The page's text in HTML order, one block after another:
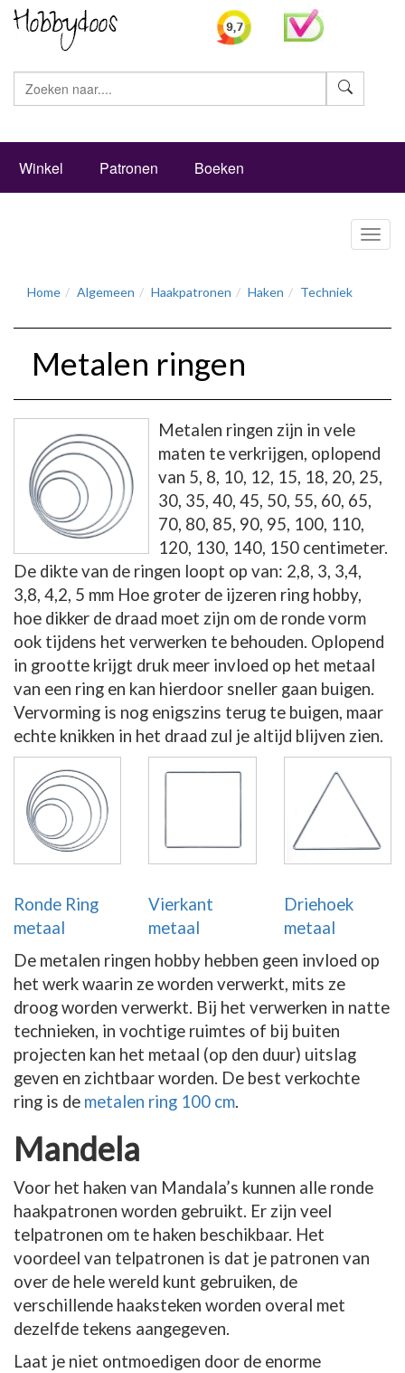
Winkel Patronen Boeken
Home Algemeen Haakpatronen Haken Techniek
Metalen ringen
Metalen ringen zijn in vele
maten te verkrijgen, oplopend
van 5, 8, 10, 12, 15, 18, 20, 25,
30, 35, 40, 45, 50, 55, 60, 65,
70, 80, 85, 90, 95, 100, 110,
120, 130, 140, 150 centimeter.
De dikte van de ringen loopt op van: 2,8, 3, 3,4,
3,8, 4,2, 5 mm Hoe groter de ijzeren ring hobby,
hoe dikker de draad moet zijn om de ronde vorm
ook tijdens het verwerken te behouden. Oplopend
in grootte krijgt druk meer invloed op het metaal
van een ring en kan hierdoor sneller gaan buigen.
Vervorming is nog enigszins terug te buigen, maar
echte knikken in het draad zul je altijd blijven zien.
Ronde Ring
metaal
Vierkant
metaal
Driehoek
metaal
De metalen ringen hobby hebben geen invloed op
het werk waarin ze worden verwerkt, mits ze
droog worden verwerkt. Bij het verwerken in natte
technieken, in vochtige ruimtes of bij buiten
projecten kan het metaal (op den duur) uitslag
geven en zichtbaar worden. De best verkochte
ring is de metalen ring 100 cm.
Mandela
Voor het haken van Mandala’s kunnen alle ronde
haakpatronen worden gebruikt. Er zijn veel
telpatronen om te haken beschikbaar. Het
voordeel van telpatronen is dat je patronen van
over de hele wereld kunt gebruiken, de
verschillende haaksteken worden overal met
dezelfde tekens aangegeven.
Laat je niet ontmoedigen door de enorme